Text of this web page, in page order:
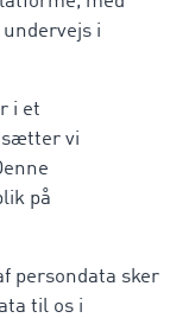
i
i et
vi
på
persondata sker
til os i